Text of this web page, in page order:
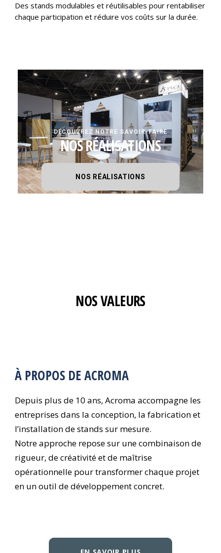
Des stands modulables et réutilisables pour rentabiliser
chaque participation et réduire vos coûts sur la durée.
DÉCOUVREZ NOTRE SAVOIR-FAIRE
NOS RÉALISATIONS
NOS RÉALISATIONS
NOS VALEURS
À PROPOS DE ACROMA
Depuis plus de 10 ans, Acroma accompagne les
entreprises dans la conception, la fabrication et
l’installation de stands sur mesure.
Notre approche repose sur une combinaison de
rigueur, de créativité et de maîtrise
opérationnelle pour transformer chaque projet
en un outil de développement concret.